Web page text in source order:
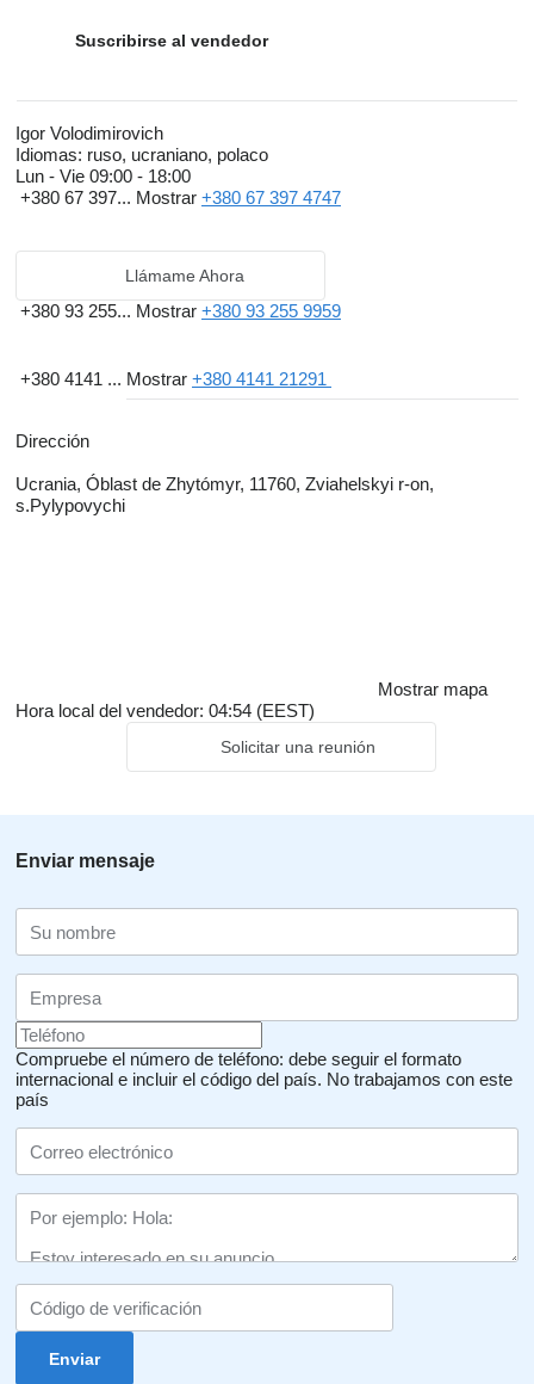
Suscribirse al vendedor
Igor Volodimirovich
Idiomas: ruso, ucraniano, polaco
Lun - Vie 09:00 - 18:00
+380 67 397... Mostrar +380 67 397 4747
Llámame Ahora
+380 93 255... Mostrar +380 93 255 9959
+380 4141 ... Mostrar +380 4141 21291
Dirección
Ucrania, Óblast de Zhytómyr, 11760, Zviahelskyi r-on,
s.Pylypovychi
Mostrar mapa
Hora local del vendedor: 04:54 (EEST)
Solicitar una reunión
Enviar mensaje
Compruebe el número de teléfono: debe seguir el formato
internacional e incluir el código del país. No trabajamos con este
país